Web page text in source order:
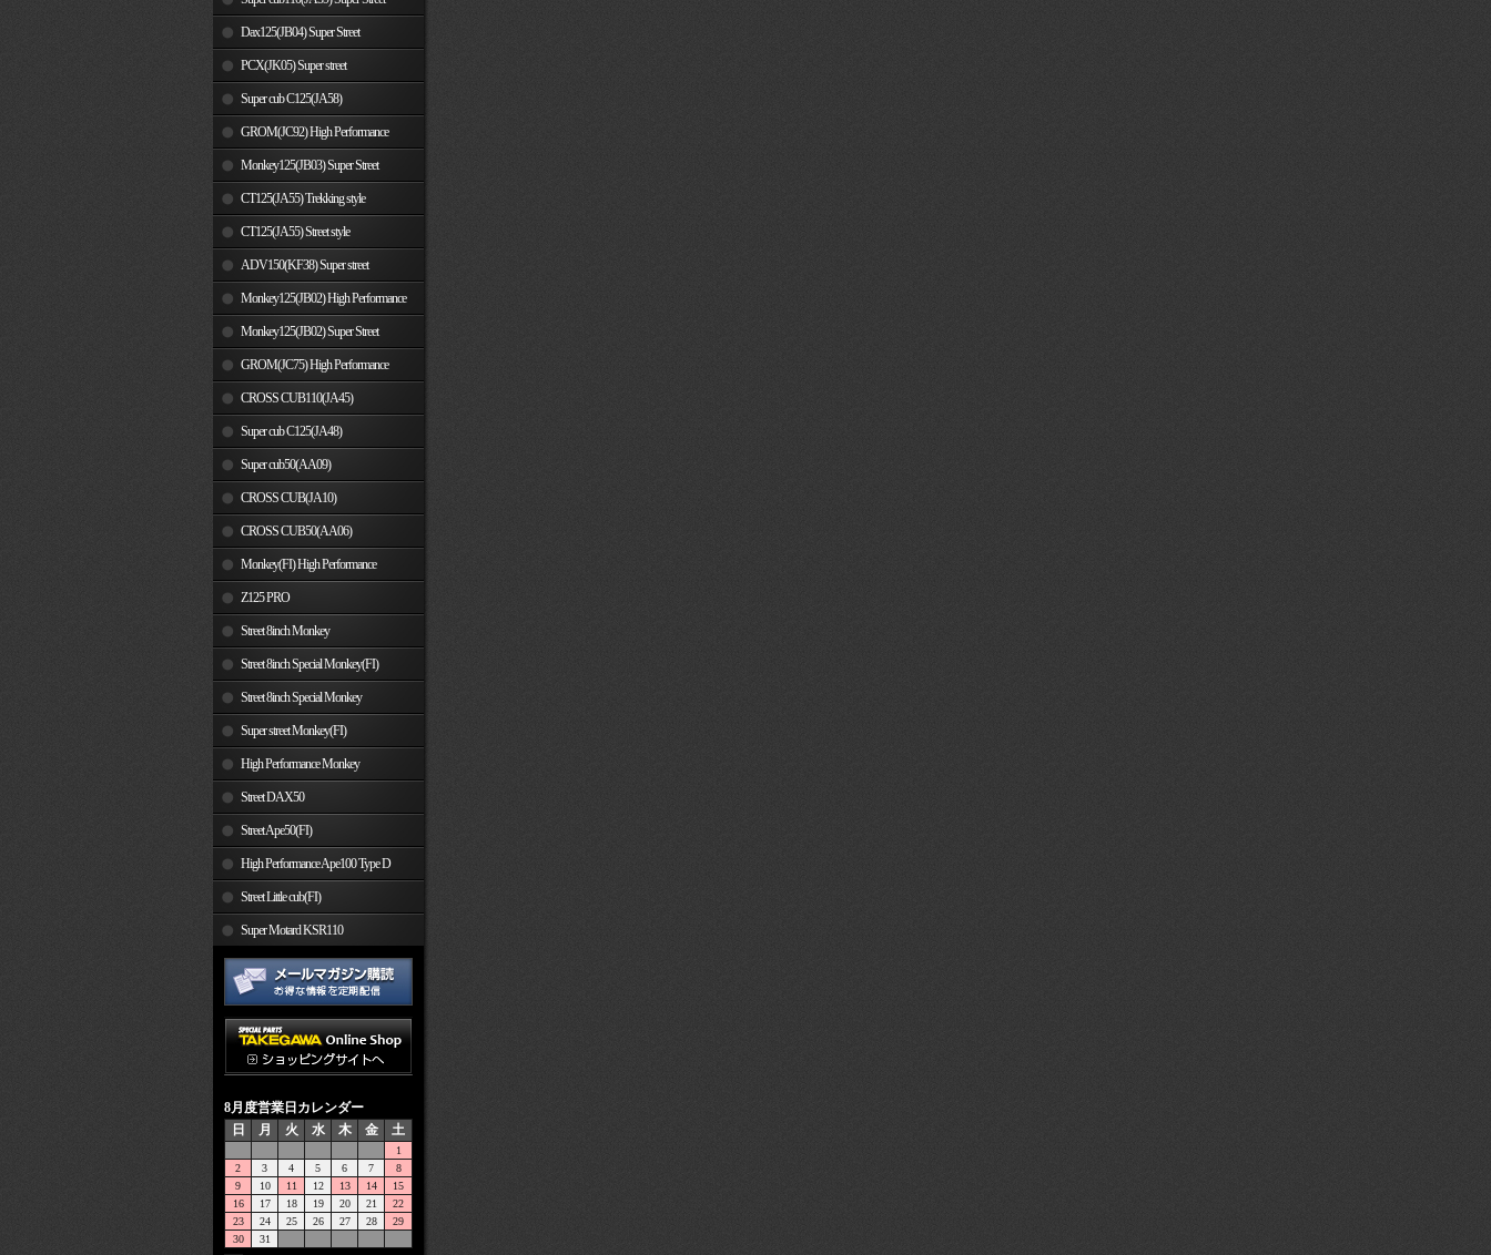
Dax125(JB04) Super Street
PCX(JK05) Super street
Super cub C125(JA58)
GROM(JC92) High Performance
Monkey125(JB03) Super Street
CT125(JA55) Trekking style
CT125(JA55) Street style
ADV150(KF38) Super street
Monkey125(JB02) High Performance
Monkey125(JB02) Super Street
GROM(JC75) High Performance
CROSS CUB110(JA45)
Super cub C125(JA48)
Super cub50(AA09)
CROSS CUB(JA10)
CROSS CUB50(AA06)
Monkey(FI) High Performance
Z125 PRO
Street 8inch Monkey
Street 8inch Special Monkey(FI)
Street 8inch Special Monkey
Super street Monkey(FI)
High Performance Monkey
Street DAX50
Street Ape50(FI)
High Performance Ape100 Type D
Street Little cub(FI)
Super Motard KSR110
8月度営業日カレンダー
日
月 火 水 木 金 土
1
2
3 4 5 6 7
8
9
10 11 12 13 14
15
16
17 18 19 20 21
22
23
24 25 26 27 28
29
30
31